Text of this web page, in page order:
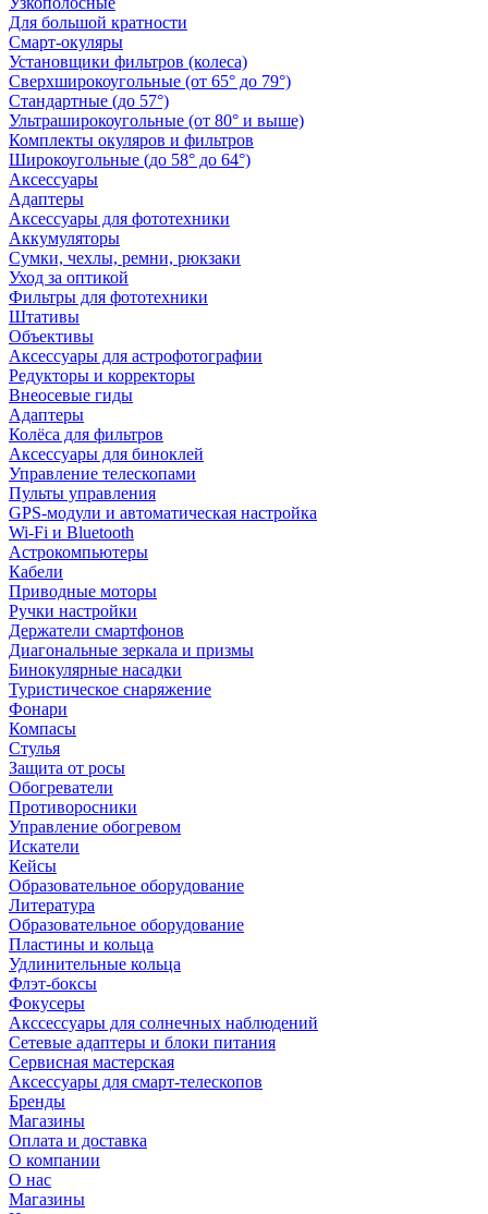
Для большой кратности
Смарт-окуляры
Установщики фильтров (колеса)
Сверхширокоугольные (от 65° до 79°)
Стандартные (до 57°)
Ультраширокоугольные (от 80° и выше)
Комплекты окуляров и фильтров
Широкоугольные (до 58° до 64°)
Аксессуары
Адаптеры
Аксессуары для фототехники
Аккумуляторы
Сумки, чехлы, ремни, рюкзаки
Уход за оптикой
Фильтры для фототехники
Штативы
Объективы
Аксессуары для астрофотографии
Редукторы и корректоры
Внеосевые гиды
Адаптеры
Колёса для фильтров
Аксессуары для биноклей
Управление телескопами
Пульты управления
GPS-модули и автоматическая настройка
Wi-Fi и Bluetooth
Астрокомпьютеры
Кабели
Приводные моторы
Ручки настройки
Держатели смартфонов
Диагональные зеркала и призмы
Бинокулярные насадки
Туристическое снаряжение
Фонари
Компасы
Стулья
Защита от росы
Обогреватели
Противоросники
Управление обогревом
Искатели
Кейсы
Образовательное оборудование
Литература
Образовательное оборудование
Пластины и кольца
Удлинительные кольца
Флэт-боксы
Фокусеры
Акссессуары для солнечных наблюдений
Сетевые адаптеры и блоки питания
Сервисная мастерская
Аксессуары для смарт-телескопов
Бренды
Магазины
Оплата и доставка
О компании
О нас
Магазины